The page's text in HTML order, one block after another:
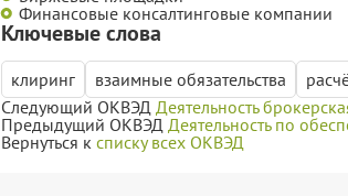
Финансовые консалтинговые компании
Ключевые слова
клиринг взаимные обязательства
Следующий ОКВЭД Деятельность
Предыдущий ОКВЭД Деятельность по
Вернуться к списку всех ОКВЭД